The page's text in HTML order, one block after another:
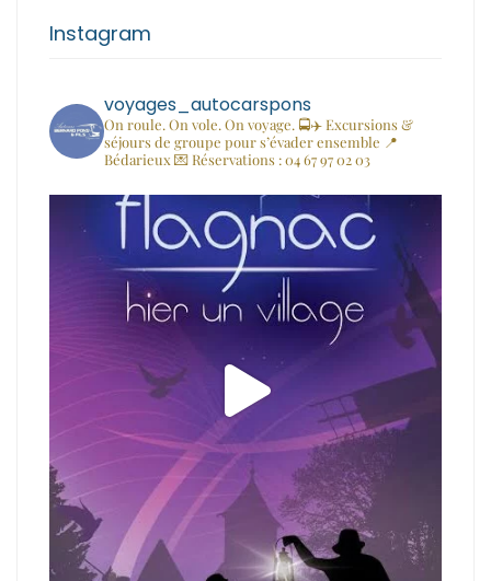
Instagram
voyages_autocarspons
On roule. On vole. On voyage. 🚍✈️ Excursions &
séjours de groupe pour s’évader ensemble 📍
Bédarieux 💌 Réservations : 04 67 97 02 03